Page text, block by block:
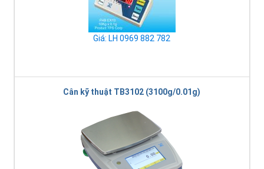
Giá: LH 0969 882 782
Cân kỹ thuật TB3102 (3100g/0.01g)